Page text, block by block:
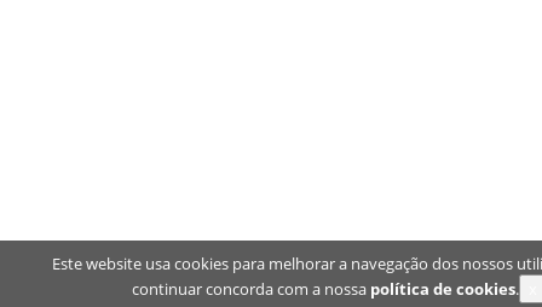
Este website usa cookies para melhorar a navegação dos nossos
continuar concorda com a nossa política de cookies.